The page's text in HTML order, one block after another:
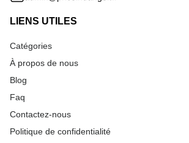
LIENS UTILES
Catégories
À propos de nous
Blog
Faq
Contactez-nous
Politique de confidentialité